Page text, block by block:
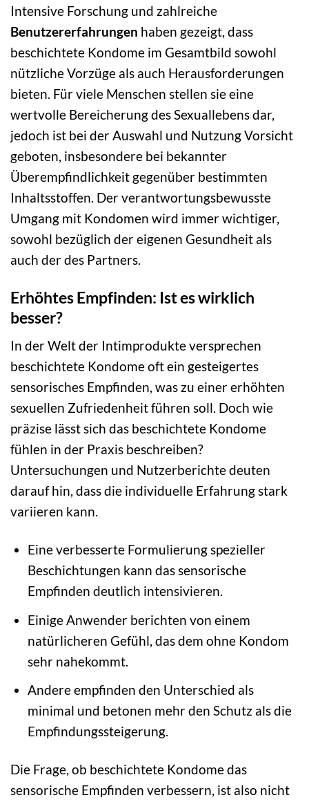
Intensive Forschung und zahlreiche
Benutzererfahrungen haben gezeigt, dass
beschichtete Kondome im Gesamtbild sowohl
nützliche Vorzüge als auch Herausforderungen
bieten. Für viele Menschen stellen sie eine
wertvolle Bereicherung des Sexuallebens dar,
jedoch ist bei der Auswahl und Nutzung Vorsicht
geboten, insbesondere bei bekannter
Überempfindlichkeit gegenüber bestimmten
Inhaltsstoffen. Der verantwortungsbewusste
Umgang mit Kondomen wird immer wichtiger,
sowohl bezüglich der eigenen Gesundheit als
auch der des Partners.
Erhöhtes Empfinden: Ist es wirklich
besser?
In der Welt der Intimprodukte versprechen
beschichtete Kondome oft ein gesteigertes
sensorisches Empfinden, was zu einer erhöhten
sexuellen Zufriedenheit führen soll. Doch wie
präzise lässt sich das beschichtete Kondome
fühlen in der Praxis beschreiben?
Untersuchungen und Nutzerberichte deuten
darauf hin, dass die individuelle Erfahrung stark
variieren kann.
Eine verbesserte Formulierung spezieller
Beschichtungen kann das sensorische
Empfinden deutlich intensivieren.
Einige Anwender berichten von einem
natürlicheren Gefühl, das dem ohne Kondom
sehr nahekommt.
Andere empfinden den Unterschied als
minimal und betonen mehr den Schutz als die
Empfindungssteigerung.
Die Frage, ob beschichtete Kondome das
sensorische Empfinden verbessern, ist also nicht